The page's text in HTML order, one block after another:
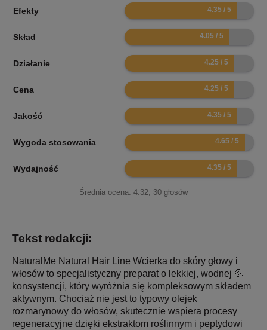
Efekty 8.7
Skład 8.1
Działanie 8.5
Cena 8.5
Jakość 8.7
Wygoda stosowania 9.3
Wydajność 8.7
Średnia ocena: 4.32 30 głosów
Tekst redakcji:
NaturalMe Natural Hair Line Wcierka do skóry głowy i
włosów to specjalistyczny preparat o lekkiej, wodnej 💦
konsystencji, który wyróżnia się kompleksowym składem
aktywnym. Chociaż nie jest to typowy olejek
rozmarynowy do włosów, skutecznie wspiera procesy
regeneracyjne dzięki ekstraktom roślinnym i peptydowi